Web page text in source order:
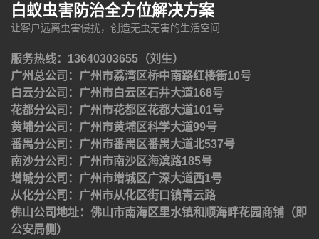
白蚁虫害防治全方位解决方案
让客户远离虫害侵扰，创造无虫无害的生活空间
服务热线：13640303655（刘生）
广州总公司：广州市荔湾区桥中南路红楼街10号
白云分公司：广州市白云区石井大道168号
花都分公司：广州市花都区花都大道101号
黄埔分公司：广州市黄埔区科学大道99号
番禺分公司：广州市番禺区番禺大道北537号
南沙分公司：广州市南沙区海滨路185号
增城分公司：广州市增城区广深大道西1号
从化分公司：广州市从化区街口镇青云路
佛山公司地址：佛山市南海区里水镇和顺海畔花园商铺（即
公安局侧）